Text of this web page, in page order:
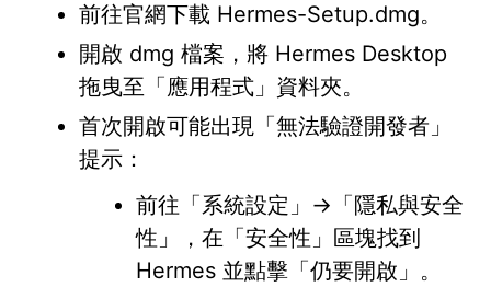
前往官網下載 Hermes-Setup.dmg。
開啟 dmg 檔案，將 Hermes Desktop
拖曳至「應用程式」資料夾。
首次開啟可能出現「無法驗證開發者」
提示：
前往「系統設定」→「隱私與安全
性」，在「安全性」區塊找到
Hermes 並點擊「仍要開啟」。